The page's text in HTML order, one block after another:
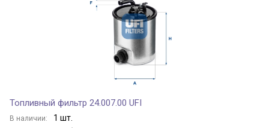
Топливный фильтр 24.007.00 UFI
В наличии: 1 шт.